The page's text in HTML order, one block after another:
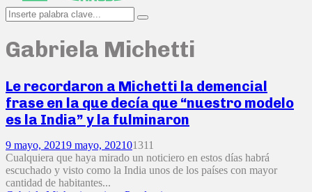
Search
for:
Search
Gabriela Michetti
Le recordaron a Michetti la demencial
frase en la que decía que “nuestro modelo
es la India” y la fulminaron
9 mayo, 20219 mayo, 202101311
Cualquiera que haya mirado un noticiero en estos días habrá
escuchado y visto como la India unos de los países con mayor
cantidad de habitantes...